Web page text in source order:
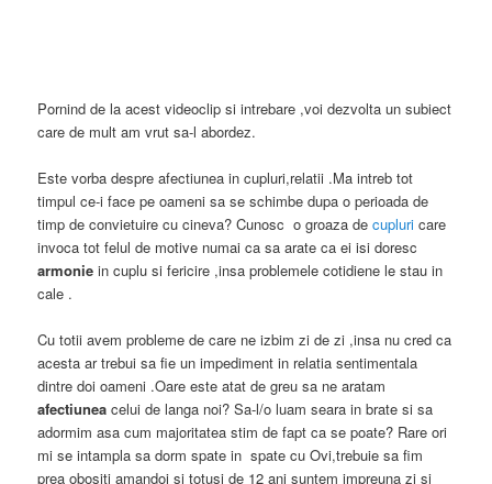
Pornind de la acest videoclip si intrebare ,voi dezvolta un subiect
care de mult am vrut sa-l abordez.
Este vorba despre afectiunea in cupluri,relatii .Ma intreb tot
timpul ce-i face pe oameni sa se schimbe dupa o perioada de
timp de convietuire cu cineva? Cunosc o groaza decupluri care
invoca tot felul de motive numai ca sa arate ca ei isi doresc
armonie in cuplu si fericire ,insa problemele cotidiene le stau in
cale .
Cu totii avem probleme de care ne izbim zi de zi ,insa nu cred ca
acesta ar trebui sa fie un impediment in relatia sentimentala
dintre doi oameni .Oare este atat de greu sa ne aratam
afectiunea celui de langa noi? Sa-l/o luam seara in brate si sa
adormim asa cum majoritatea stim de fapt ca se poate? Rare ori
mi se intampla sa dorm spate in spate cu Ovi,trebuie sa fim
prea obositi amandoi si totusi de 12 ani suntem impreuna zi si